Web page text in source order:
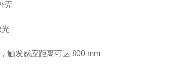
壳
光
触发感应距离可达 800 mm